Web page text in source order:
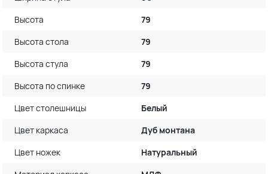
Высота
79
Высота стола
79
Высота стула
79
Высота по спинке
79
Цвет столешницы
Белый
Цвет каркаса
Дуб монтана
Цвет ножек
Натуральный